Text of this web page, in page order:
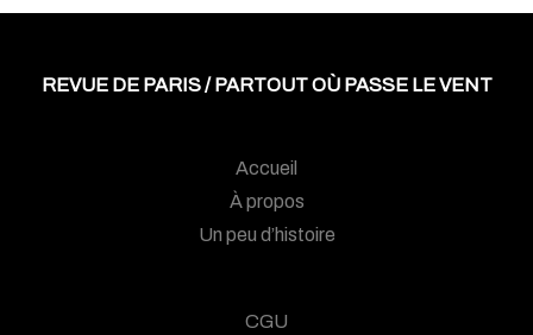
REVUE DE PARIS / PARTOUT OÙ PASSE LE VENT
Accueil
À propos
Un peu d’histoire
CGU